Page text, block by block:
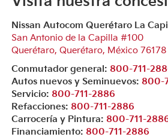
Nissan Autocom Querétaro La
San Antonio de la Capilla #100
Querétaro, Querétaro, México 76178
Conmutador general: 800-711-
Autos nuevos y Seminuevos: 800-
Servicio: 800-711-2886
Refacciones: 800-711-2886
Carrocería y Pintura: 800-711-
Financiamiento: 800-711-2886